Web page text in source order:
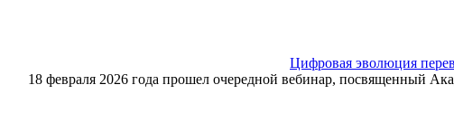
Цифровая эволюция
18 февраля 2026 года прошел очередной вебинар, посвященный